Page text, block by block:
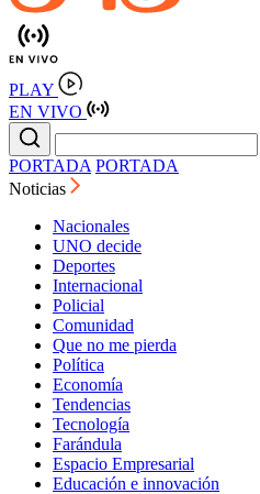
PLAY
EN VIVO
PORTADA PORTADA
Noticias
Nacionales
UNO decide
Deportes
Internacional
Policial
Comunidad
Que no me pierda
Política
Economía
Tendencias
Tecnología
Farándula
Espacio Empresarial
Educación e innovación